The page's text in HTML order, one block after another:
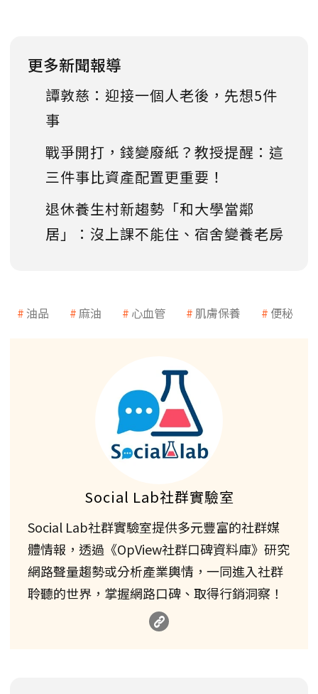
更多新聞報導
譚敦慈：迎接一個人老後，先想5件
事
戰爭開打，錢變廢紙？教授提醒：這
三件事比資產配置更重要！
退休養生村新趨勢「和大學當鄰
居」：沒上課不能住、宿舍變養老房
油品 麻油 心血管 肌膚保養 便秘
Social Lab社群實驗室
Social Lab社群實驗室提供多元豐富的社群媒
體情報，透過《OpView社群口碑資料庫》研究
網路聲量趨勢或分析產業輿情，一同進入社群
聆聽的世界，掌握網路口碑、取得行銷洞察！